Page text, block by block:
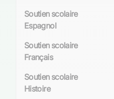
Soutien scolaire
Espagnol
Soutien scolaire
Français
Soutien scolaire
Histoire